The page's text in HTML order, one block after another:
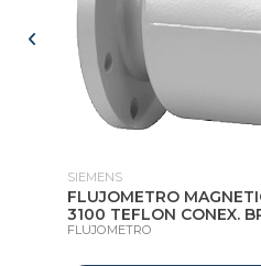
SIEMENS
FLUJOMETRO
3100 TEFLON CONEX.
FLUJOMETRO